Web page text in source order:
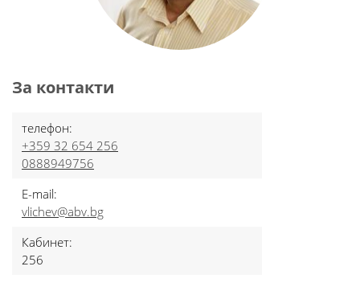
За контакти
телефон:
+359 32 654 256
0888949756
E-mail:
vlichev@abv.bg
Кабинет:
256